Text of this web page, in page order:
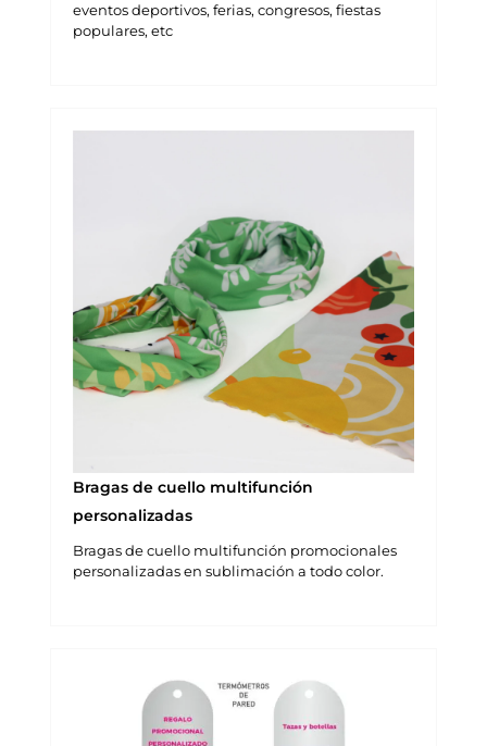
eventos deportivos, ferias, congresos, fiestas
populares, etc
Bragas de cuello multifunción
personalizadas
Bragas de cuello multifunción promocionales
personalizadas en sublimación a todo color.